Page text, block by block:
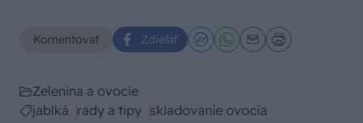
Komentovať Zdieľať
Zelenina a ovocie
jablká rady a tipy skladovanie ovocia